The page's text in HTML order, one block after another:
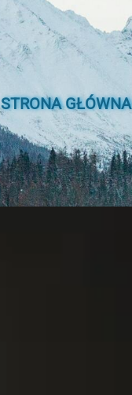
STRONA GŁÓWNA